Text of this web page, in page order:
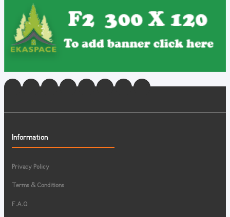
Information
Privacy Policy
Terms & Conditions
F.A.Q